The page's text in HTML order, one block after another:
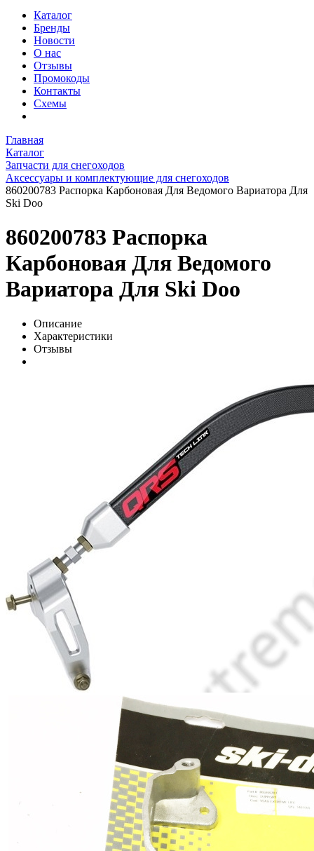
Каталог
Бренды
Новости
О нас
Отзывы
Промокоды
Контакты
Схемы
Главная
Каталог
Запчасти для снегоходов
Аксессуары и комплектующие для снегоходов
860200783 Распорка Карбоновая Для Ведомого Вариатора Для
Ski Doo
860200783 Распорка
Карбоновая Для Ведомого
Вариатора Для Ski Doo
Описание
Характеристики
Отзывы